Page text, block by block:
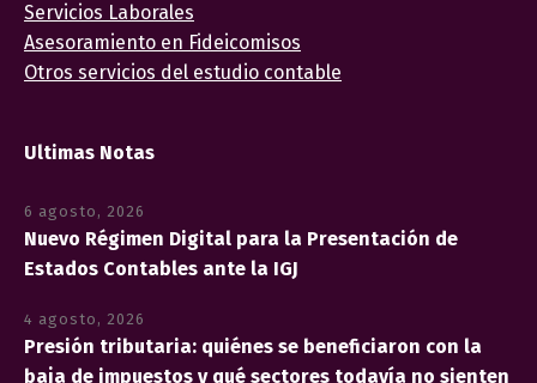
Servicios Laborales
Asesoramiento en Fideicomisos
Otros servicios del estudio contable
Ultimas Notas
6 agosto, 2026
Nuevo Régimen Digital para la Presentación de
Estados Contables ante la IGJ
4 agosto, 2026
Presión tributaria: quiénes se beneficiaron con la
baja de impuestos y qué sectores todavía no sienten